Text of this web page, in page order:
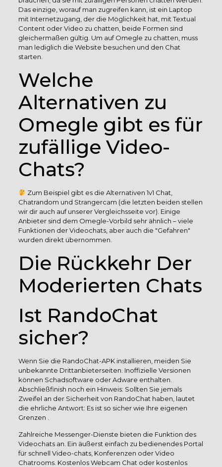
Das einzige, worauf man zugreifen kann, ist ein Laptop
mit Internetzugang, der die Möglichkeit hat, mit Textual
Content oder Video zu chatten, beide Formen sind
gleichermaßen gültig. Um auf Omegle zu chatten, muss
man lediglich die Website besuchen und den Chat
starten.
Welche
Alternativen zu
Omegle gibt es für
zufällige Video-
Chats?
Zum Beispiel gibt es die Alternativen 1v1 Chat,
Chatrandom und Strangercam (die letzten beiden stellen
wir dir auch auf unserer Vergleichsseite vor). Einige
Anbieter sind dem Omegle-Vorbild sehr ähnlich – viele
Funktionen der Videochats, aber auch die "Gefahren"
wurden direkt übernommen.
Die Rückkehr Der
Moderierten Chats
Ist RandoChat
sicher?
Wenn Sie die RandoChat-APK installieren, meiden Sie
unbekannte Drittanbieterseiten. Inoffizielle Versionen
können Schadsoftware oder Adware enthalten.
Abschließfinish noch ein Hinweis: Sollten Sie jemals
Zweifel an der Sicherheit von RandoChat haben, lautet
die ehrliche Antwort: Es ist so sicher wie Ihre eigenen
Grenzen .
Zahlreiche Messenger-Dienste bieten die Funktion des
Videochats an. Ein äußerst einfach zu bedienendes Portal
für schnell Video-chats, Konferenzen oder Video
Chatrooms. Kostenlos Webcam Chat oder kostenlos